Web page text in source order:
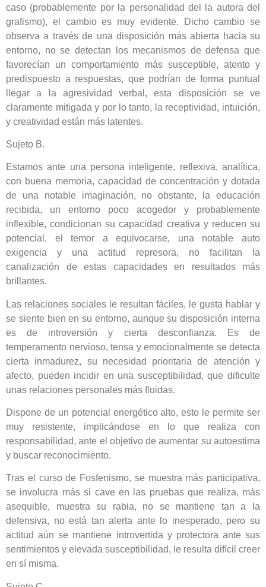
caso (probablemente por la personalidad del la autora del
grafismo), el cambio es muy evidente. Dicho cambio se
observa a través de una disposición más abierta hacia su
entorno, no se detectan los mecanismos de defensa que
favorecían un comportamiento más susceptible, atento y
predispuesto a respuestas, que podrían de forma puntual
llegar a la agresividad verbal, esta disposición se ve
claramente mitigada y por lo tanto, la receptividad, intuición,
y creatividad están más latentes.
Sujeto B.
Estamos ante una persona inteligente, reflexiva, analítica,
con buena memoria, capacidad de concentración y dotada
de una notable imaginación, no obstante, la educación
recibida, un entorno poco acogedor y probablemente
inflexible, condicionan su capacidad creativa y reducen su
potencial, el temor a equivocarse, una notable auto
exigencia y una actitud represora, no facilitan la
canalización de estas capacidades en resultados más
brillantes.
Las relaciones sociales le resultan fáciles, le gusta hablar y
se siente bien en su entorno, aunque su disposición interna
es de introversión y cierta desconfianza. Es de
temperamento nervioso, tensa y emocionalmente se detecta
cierta inmadurez, su necesidad prioritaria de atención y
afecto, pueden incidir en una susceptibilidad, que dificulte
unas relaciones personales más fluidas.
Dispone de un potencial energético alto, esto le permite ser
muy resistente, implicándose en lo que realiza con
responsabilidad, ante el objetivo de aumentar su autoestima
y buscar reconocimiento.
Tras el curso de Fosfenismo, se muestra más participativa,
se involucra más si cave en las pruebas que realiza, más
asequible, muestra su rabia, no se mantiene tan a la
defensiva, no está tan alerta ante lo inesperado, pero su
actitud aún se mantiene introvertida y protectora ante sus
sentimientos y elevada susceptibilidad, le resulta difícil creer
en sí misma.